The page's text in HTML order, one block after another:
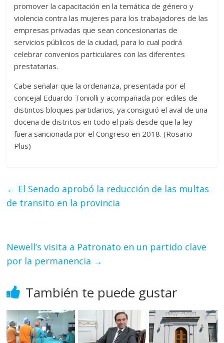
promover la capacitación en la temática de género y
violencia contra las mujeres para los trabajadores de las
empresas privadas que sean concesionarias de
servicios públicos de la ciudad, para lo cual podrá
celebrar convenios particulares con las diferentes
prestatarias.
Cabe señalar que la ordenanza, presentada por el
concejal Eduardo Toniolli y acompañada por ediles de
distintos bloques partidarios, ya consiguió el aval de una
docena de distritos en todo el país desde que la ley
fuera sancionada por el Congreso en 2018. (Rosario
Plus)
← El Senado aprobó la reducción de las multas
de transito en la provincia
Newell’s visita a Patronato en un partido clave
por la permanencia →
También te puede gustar